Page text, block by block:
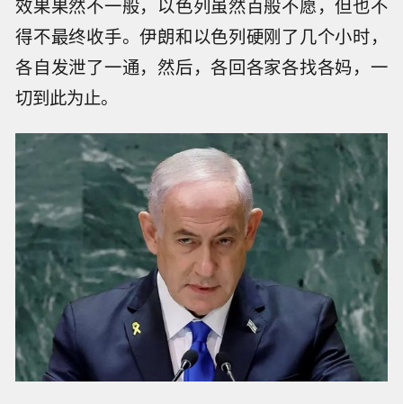
效果果然不一般，以色列虽然百般不愿，但也不
得不最终收手。伊朗和以色列硬刚了几个小时，
各自发泄了一通，然后，各回各家各找各妈，一
切到此为止。